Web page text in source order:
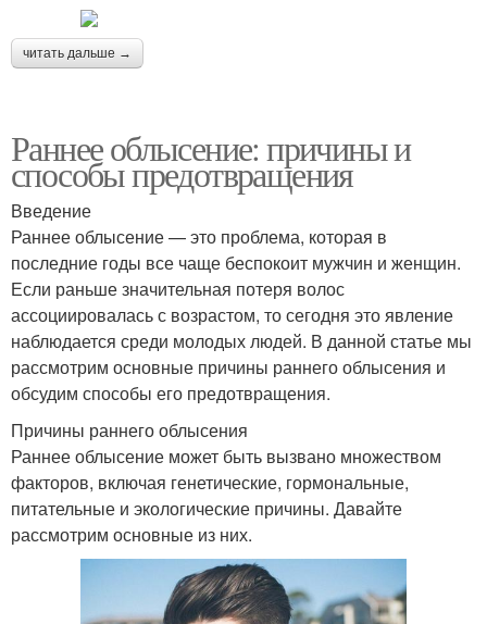
читать дальше →
Раннее облысение: причины и
способы предотвращения
Введение
Раннее облысение — это проблема, которая в
последние годы все чаще беспокоит мужчин и женщин.
Если раньше значительная потеря волос
ассоциировалась с возрастом, то сегодня это явление
наблюдается среди молодых людей. В данной статье мы
рассмотрим основные причины раннего облысения и
обсудим способы его предотвращения.
Причины раннего облысения
Раннее облысение может быть вызвано множеством
факторов, включая генетические, гормональные,
питательные и экологические причины. Давайте
рассмотрим основные из них.